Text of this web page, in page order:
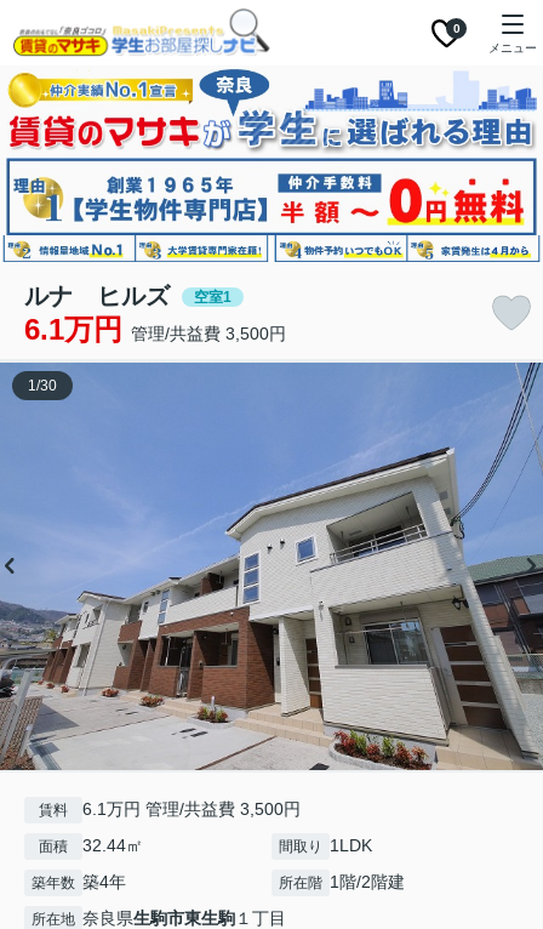
0
メニュー
ルナ ヒルズ 空室1
6.1万円 管理/共益費 3,500円
1/30
賃料 6.1万円 管理/共益費 3,500円
面積 32.44㎡ 間取り 1LDK
築年数 築4年 所在階 1階/2階建
所在地 奈良県生駒市東生駒 １丁目